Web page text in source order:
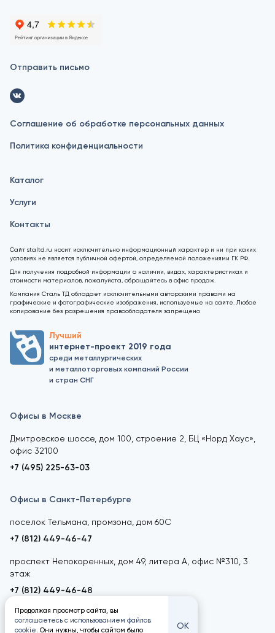
Отправить письмо
Соглашение об обработке персональных данных
Политика конфиденциальности
Каталог
Услуги
Контакты
Сайт staltd.ru носит исключительно информационный характер и ни при каких
условиях не является публичной офертой, определяемой положениями ГК РФ.
Для получения подробной информации о наличии, видах, характеристиках и
стоимости материалов, пожалуйста, обращайтесь в офис продаж.
Компания Сталь ТД обладает исключительными авторскими правами на
графические и фотографические изображения, используемые на сайте. Любое
копирование без разрешения правообладателя запрещено
Лучший
интернет-проект 2019 года
среди металлургических
и металлоторговых компаний России
и стран СНГ
Офисы в Москве
Дмитровское шоссе, дом 100, строение 2, БЦ «Норд Хаус»,
офис 32100
+7 (495) 225-63-03
Офисы в Санкт-Петербурге
поселок Тельмана, промзона, дом 60С
+7 (812) 449-46-47
проспект Непокоренных, дом 49, литера А, офис №310, 3
этаж
+7 (812) 449-46-48
Продолжая просмотр сайта, вы
соглашаетесь с использованием файлов
cookie. Они нужны, чтобы сайтом было ОК